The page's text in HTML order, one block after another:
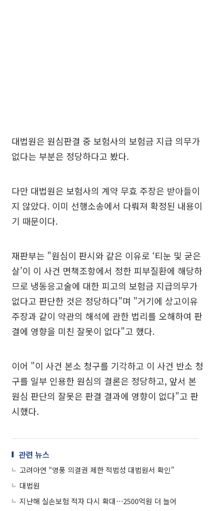
대법원은 원심판결 중 보험사의 보험금 지급 의무가
없다는 부분은 정당하다고 봤다.
다만 대법원은 보험사의 계약 무효 주장은 받아들이
지 않았다. 이미 선행소송에서 다뤄져 확정된 내용이
기 때문이다.
재판부는 "원심이 판시와 같은 이유로 ‘티눈 및 굳은
살’이 이 사건 면책조항에서 정한 피부질환에 해당하
므로 냉동응고술에 대한 피고의 보험금 지급의무가
없다고 판단한 것은 정당하다"며 "거기에 상고이유
주장과 같이 약관의 해석에 관한 법리를 오해하여 판
결에 영향을 미친 잘못이 없다"고 했다.
이어 "이 사건 본소 청구를 기각하고 이 사건 반소 청
구를 일부 인용한 원심의 결론은 정당하고, 앞서 본
원심 판단의 잘못은 판결 결과에 영향이 없다"고 판
시했다.
관련 뉴스
고려아연 “영풍 의결권 제한 적법성 대법원서 확인”
대법원
지난해 실손보험 적자 다시 확대⋯2500억원 더 늘어